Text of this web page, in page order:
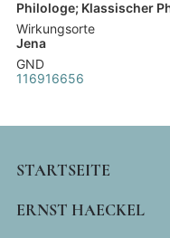
Philologe; Klassischer
Wirkungsorte
Jena
GND
116916656
MAIN
NAVIGATION
STARTSEITE
ERNST HAECKEL